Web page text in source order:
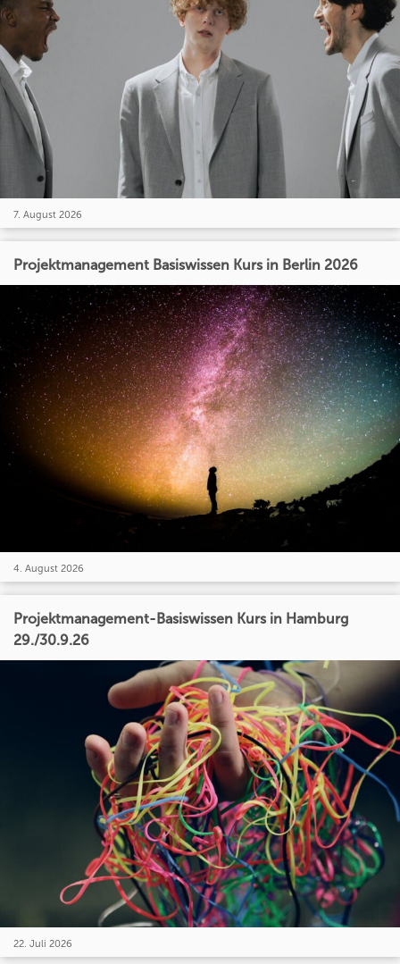
7. August 2026
Projektmanagement Basiswissen Kurs in Berlin 2026
4. August 2026
Projektmanagement-Basiswissen Kurs in Hamburg
29./30.9.26
22. Juli 2026